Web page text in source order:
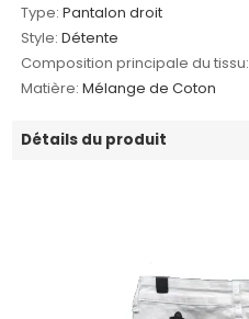
Type: Pantalon droit
Style: Détente
Composition principale du tissu:
Matière: Mélange de Coton
Détails du produit